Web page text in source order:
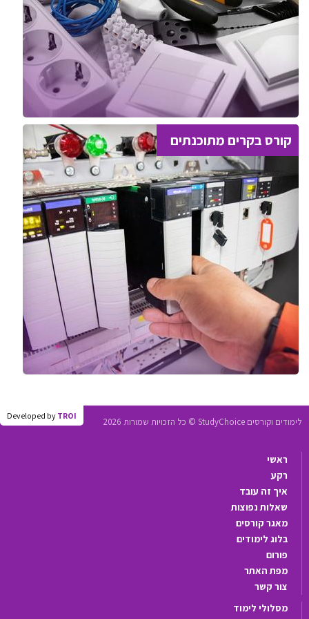
קורס בקרים מתוכנתים
Developed by TROI
לימודים וקורסים StudyChoice © כל הזכויות שמורות 2026
ראשי
רקע
איך זה עובד
שאלות נפוצות
מאגר קורסים
בלוג לימודים
פורום
מפת האתר
צור קשר
מסלולי לימוד